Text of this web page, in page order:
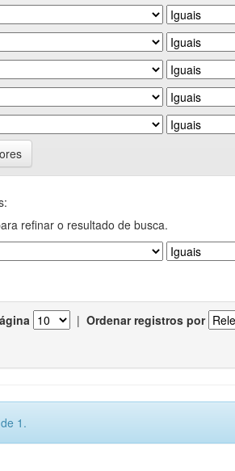
refinar o resultado de busca.
| Ordenar registros por
1.